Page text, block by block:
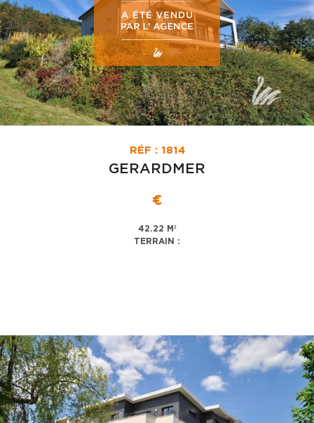
RÉF : 1814
GERARDMER
€
42.22 M²
TERRAIN :